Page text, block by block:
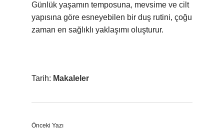
Günlük yaşamın temposuna, mevsime ve cilt
yapısına göre esneyebilen bir duş rutini, çoğu
zaman en sağlıklı yaklaşımı oluşturur.
Tarih: Makaleler
Önceki Yazı